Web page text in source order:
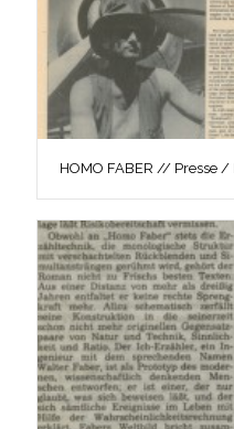
HOMO FABER // Presse